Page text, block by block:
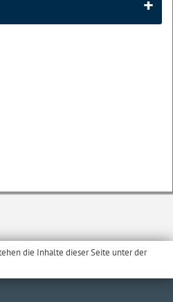
die Inhalte dieser Seite unter der